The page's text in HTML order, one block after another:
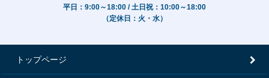
平日：9:00～18:00 / 土日祝：10:00～18:00
（定休日：火・水）
トップページ